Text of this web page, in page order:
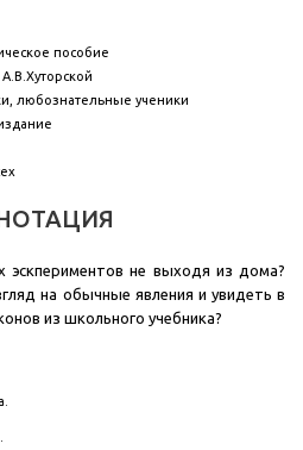
пособие
любознательные ученики
эскпериментов не выходя из дома?
на обычные явления и увидеть в
из школьного учебника?